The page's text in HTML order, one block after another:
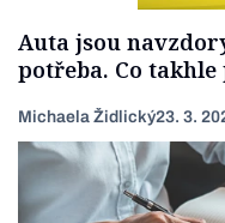
Auta jsou
potřeba. Co
Michaela Židlický23. 3.